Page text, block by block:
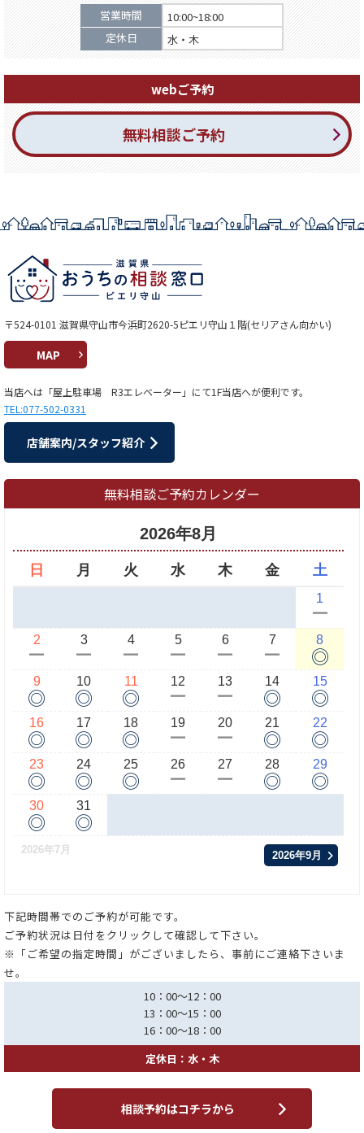
営業時間
10:00~18:00
定休日
水・木
webご予約
無料相談ご予約
〒524-0101 滋賀県守山市今浜町2620-5ピエリ守山１階(セリアさん向かい)
MAP
当店へは「屋上駐車場 R3エレベーター」にて1F当店へが便利です。
TEL:077-502-0331
店舗案内/スタッフ紹介
無料相談ご予約カレンダー
2026年8月
日 月 火 水 木 金 土
1
ー
2
ー
3
ー
4
ー
5
ー
6
ー
7
ー
8
◎
9
◎
10
◎
11
◎
12
ー
13
ー
14
◎
15
◎
16
◎
17
◎
18
◎
19
ー
20
ー
21
◎
22
◎
23
◎
24
◎
25
◎
26
ー
27
ー
28
◎
29
◎
30
◎
31
◎
2026年7月 2026年9月
下記時間帯でのご予約が可能です。
ご予約状況は日付をクリックして確認して下さい。
※「ご希望の指定時間」がございましたら、事前にご連絡下さいま
せ。
10：00～12：00
13：00～15：00
16：00～18：00
定休日：水・木
相談予約はコチラから